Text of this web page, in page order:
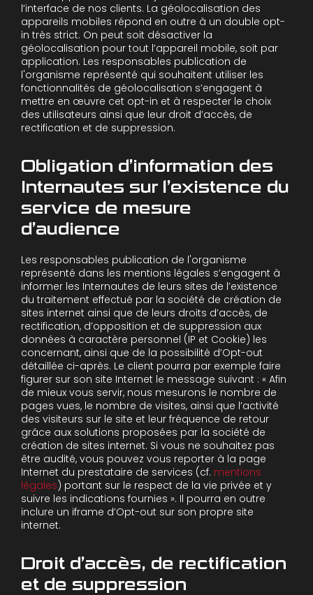
l’interface de nos clients. La géolocalisation des
appareils mobiles répond en outre à un double opt-
in très strict. On peut soit désactiver la
géolocalisation pour tout l’appareil mobile, soit par
application. Les responsables publication de
l'organisme représenté qui souhaitent utiliser les
fonctionnalités de géolocalisation s’engagent à
mettre en œuvre cet opt-in et à respecter le choix
des utilisateurs ainsi que leur droit d’accès, de
rectification et de suppression.
Obligation d’information des
Internautes sur l’existence du
service de mesure
d’audience
Les responsables publication de l'organisme
représenté dans les mentions légales s’engagent à
informer les Internautes de leurs sites de l’existence
du traitement effectué par la société de création de
sites internet ainsi que de leurs droits d’accès, de
rectification, d’opposition et de suppression aux
données à caractère personnel (IP et Cookie) les
concernant, ainsi que de la possibilité d’Opt-out
détaillée ci-après. Le client pourra par exemple faire
figurer sur son site Internet le message suivant : « Afin
de mieux vous servir, nous mesurons le nombre de
pages vues, le nombre de visites, ainsi que l’activité
des visiteurs sur le site et leur fréquence de retour
grâce aux solutions proposées par la société de
création de sites internet. Si vous ne souhaitez pas
être audité, vous pouvez vous reporter à la page
Internet du prestataire de services (cf. mentions
légales) portant sur le respect de la vie privée et y
suivre les indications fournies ». Il pourra en outre
inclure un iframe d’Opt-out sur son propre site
internet.
Droit d’accès, de rectification
et de suppression